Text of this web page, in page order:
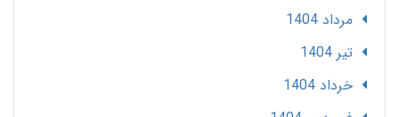
مرداد 1404
تير 1404
خرداد 1404